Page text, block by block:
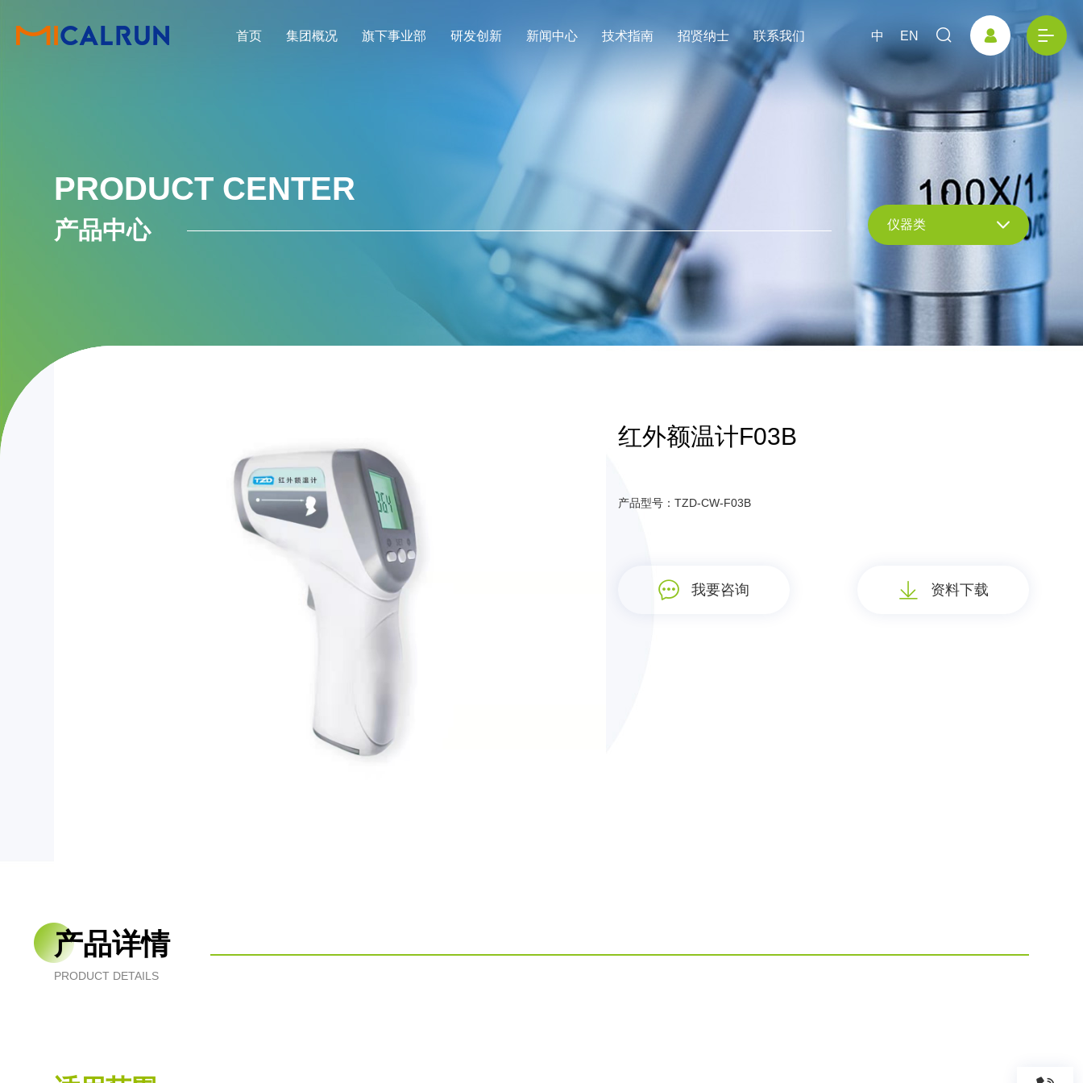
首页 集团概况 旗下事业部 研发创新 新闻中心 技术指南 招贤纳士 联系我们 中 EN
PRODUCT CENTER
产品中心 仪器类
红外额温计F03B
产品型号：TZD-CW-F03B
我要咨询 资料下载
产品详情
PRODUCT DETAILS